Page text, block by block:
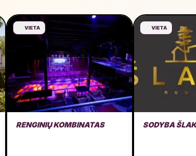
VIETA
RENGINIŲ KOMBINATAS
VIETA
SODYBA